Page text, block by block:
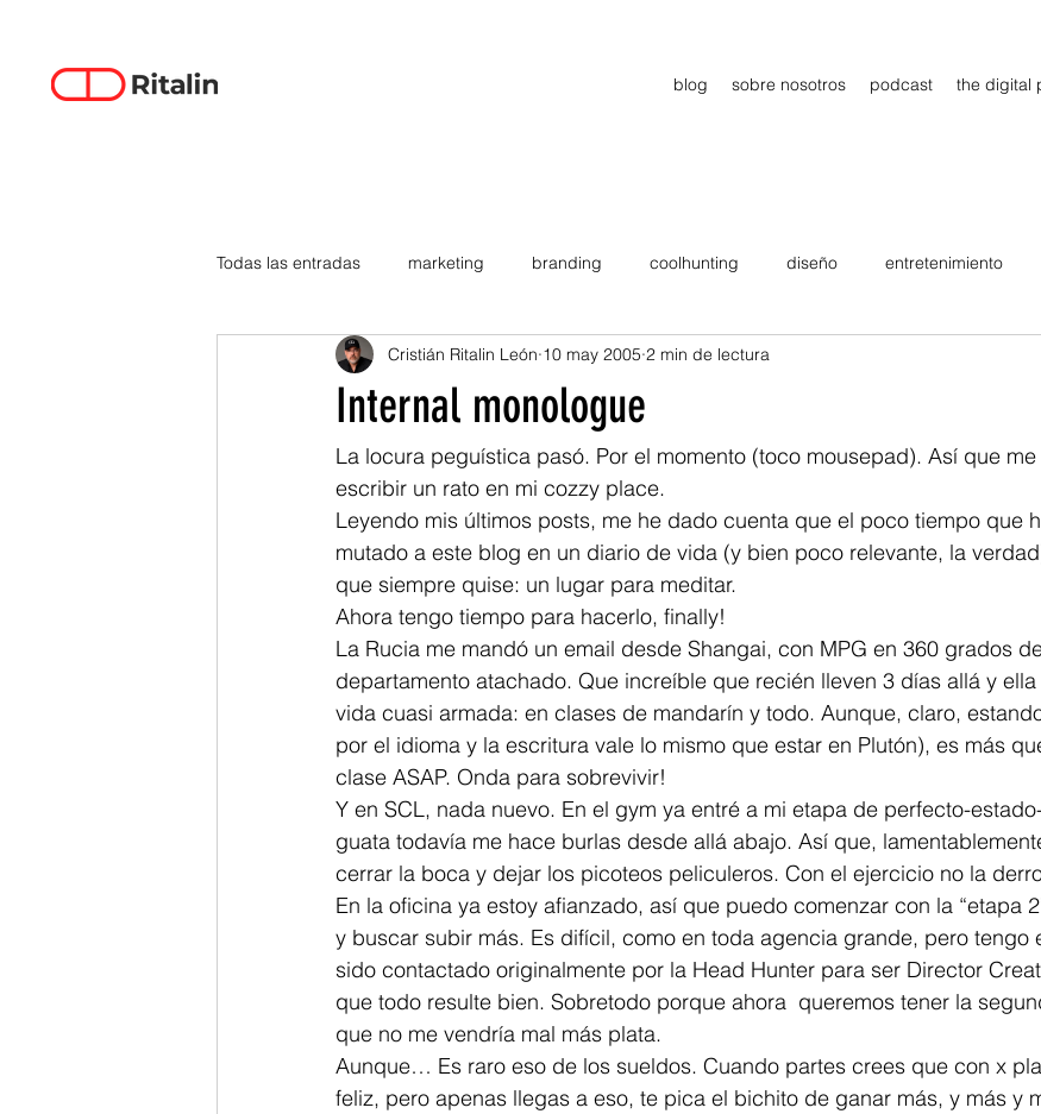
blog sobre nosotros podcast the digital
Todas las entradas marketing branding coolhunting diseño entretenimiento
data-driven creativity emprendimiento estrategia gadgets
smartphones tecnología Viajes tendencias Wow B2B Showcase
Internal monologue
Cristián Ritalin León 10 may 2005 2 min de lectura
La locura peguística pasó. Por el momento (toco mousepad). Así que
escribir un rato en mi cozzy place.
Leyendo mis últimos posts, me he dado cuenta que el poco tiempo que
mutado a este blog en un diario de vida (y bien poco relevante, la
que siempre quise: un lugar para meditar.
Ahora tengo tiempo para hacerlo, finally!
La Rucia me mandó un email desde Shangai, con MPG en 360 grados
departamento atachado. Que increíble que recién lleven 3 días allá y
vida cuasi armada: en clases de mandarín y todo. Aunque, claro,
por el idioma y la escritura vale lo mismo que estar en Plutón), es más
clase ASAP. Onda para sobrevivir!
Y en SCL, nada nuevo. En el gym ya entré a mi etapa de perfecto-
guata todavía me hace burlas desde allá abajo. Así que,
cerrar la boca y dejar los picoteos peliculeros. Con el ejercicio no la
En la oficina ya estoy afianzado, así que puedo comenzar con la “etapa
y buscar subir más. Es difícil, como en toda agencia grande, pero tengo
sido contactado originalmente por la Head Hunter para ser Director
que todo resulte bien. Sobretodo porque ahora  queremos tener la
que no me vendría mal más plata.
Aunque… Es raro eso de los sueldos. Cuando partes crees que con x
feliz, pero apenas llegas a eso, te pica el bichito de ganar más, y más y